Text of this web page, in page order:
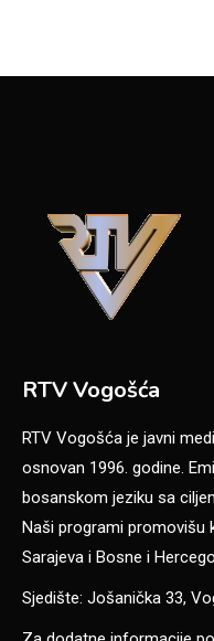
RTV Vogošća
RTV Vogošća je javni
osnovan 1996. godine.
bosanskom jeziku sa
Naši programi promovišu
Sarajeva i Bosne i
Sjedište: Jošanička 33,